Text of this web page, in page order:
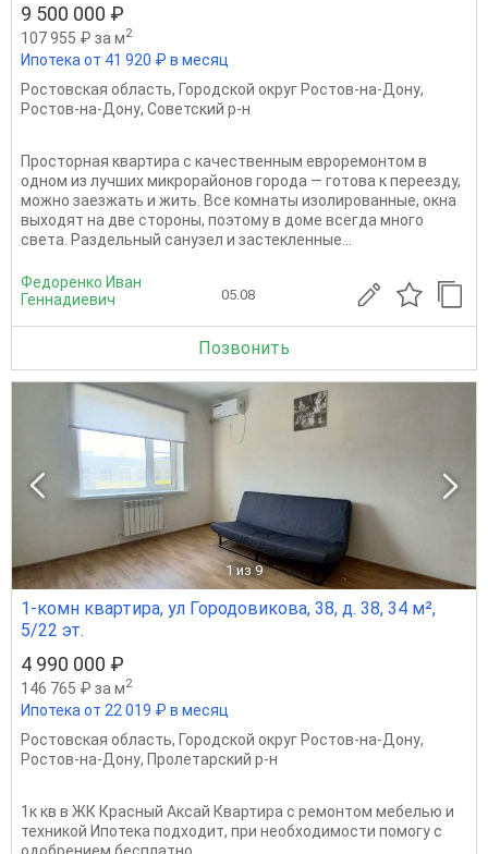
9 500 000 ₽
107 955 ₽ за м2
Ипотека от 41 920 ₽ в месяц
Ростовская область, Городской округ Ростов-на-Дону,
Ростов-на-Дону, Советский р-н
Просторная квартира с качественным евроремонтом в
одном из лучших микрорайонов города — готова к переезду,
можно заезжать и жить. Все комнаты изолированные, окна
выходят на две стороны, поэтому в доме всегда много
света. Раздельный санузел и застекленные...
Федоренко Иван
Геннадиевич
05.08
Позвонить
1 из 9
1-комн квартира, ул Городовикова, 38, д. 38, 34 м²,
5/22 эт.
4 990 000 ₽
146 765 ₽ за м2
Ипотека от 22 019 ₽ в месяц
Ростовская область, Городской округ Ростов-на-Дону,
Ростов-на-Дону, Пролетарский р-н
1к кв в ЖК Красный Аксай Квартира с ремонтом мебелью и
техникой Ипотека подходит, при необходимости помогу с
одобрением бесплатно